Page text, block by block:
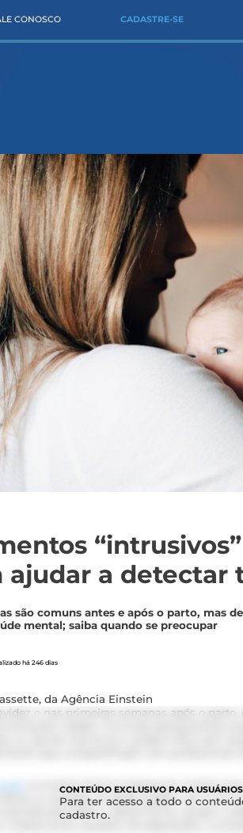
CONOSCO CADASTRE-SE
ajudar a detectar
são comuns antes e após o parto, mas
mental; saiba quando se preocupar
há 246 dias
da Agência Einstein
e nas primeiras semanas após o
o bebê, incluindo pensamentos
ou até de machucar o próprio filho sem
seja compartilhado com profissionais
na revistaScience Advancesmostra que
ou perigos ao bebê, podem ser uma
período perinatal e, dessa forma, ajudar a
desenvolver quadros de depressão e
CONTEÚDO EXCLUSIVO PARA
Para ter acesso a todo o
cadastro.